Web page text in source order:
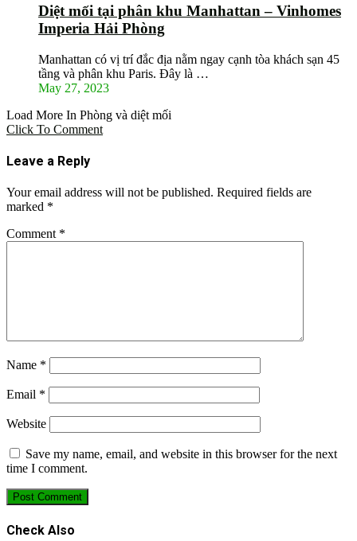
Diệt mối tại phân khu Manhattan – Vinhomes
Imperia Hải Phòng
Manhattan có vị trí đắc địa nằm ngay cạnh tòa khách sạn 45
tầng và phân khu Paris. Đây là …
May 27, 2023
Load More In Phòng và diệt mối
Click To Comment
Leave a Reply
Your email address will not be published. Required fields are
marked *
Comment *
Name *
Email *
Website
Save my name, email, and website in this browser for the next
time I comment.
Check Also